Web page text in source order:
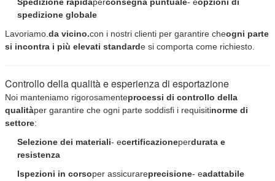
spedizione globale
Lavoriamo. da vicino.con i nostri clienti per garantire cheogni parte
si incontra i più elevati standarde si comporta come richiesto.
Controllo della qualità e esperienza di esportazione
Noi manteniamo rigorosamenteprocessi di controllo della
qualitàper garantire che ogni parte soddisfi i requisitinorme di
settore:
Selezione dei materiali- ecertificazioneperdurata e
resistenza
Ispezioni in corsoper assicurareprecisione- eadattabile